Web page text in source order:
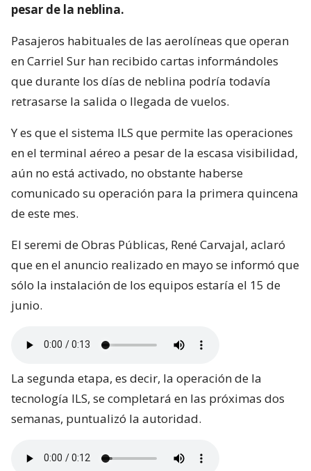
pesar de la neblina.
Pasajeros habituales de las aerolíneas que operan
en Carriel Sur han recibido cartas informándoles
que durante los días de neblina podría todavía
retrasarse la salida o llegada de vuelos.
Y es que el sistema ILS que permite las operaciones
en el terminal aéreo a pesar de la escasa visibilidad,
aún no está activado, no obstante haberse
comunicado su operación para la primera quincena
de este mes.
El seremi de Obras Públicas, René Carvajal, aclaró
que en el anuncio realizado en mayo se informó que
sólo la instalación de los equipos estaría el 15 de
junio.
La segunda etapa, es decir, la operación de la
tecnología ILS, se completará en las próximas dos
semanas, puntualizó la autoridad.